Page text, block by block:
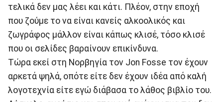
τελικά δεν μας λέει και κάτι. Πλέον, στην εποχή
που ζούμε το να είναι κανείς αλκοολικός και
ζωγράφος μάλλον είναι κάπως κλισέ, τόσο κλισέ
που οι σελίδες βαραίνουν επικίνδυνα.
Τώρα εκεί στη Νορβηγία τον Jon Fosse τον έχουν
αρκετά ψηλά, οπότε είτε δεν έχουν ιδέα από καλή
λογοτεχνία είτε εγώ διάβασα το λάθος βιβλίο του.